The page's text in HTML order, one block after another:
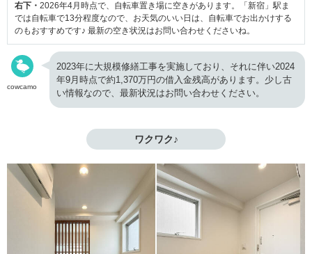
右下・ 2026年4月時点で、自転車置き場に空きがあります。「新宿」駅ま
では自転車で13分程度なので、お天気のいい日は、自転車でお出かけする
のもおすすめです♪ 最新の空き状況はお問い合わせくださいね。
cowcamo
2023年に大規模修繕工事を実施しており、それに伴い2024
年9月時点で約1,370万円の借入金残高があります。少し古
い情報なので、最新状況はお問い合わせください。
ワクワク♪